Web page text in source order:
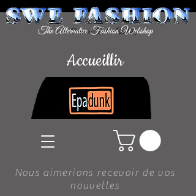
Nous aimerions recevoir de vos
nouvelles
Accueillir